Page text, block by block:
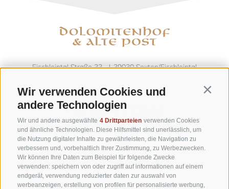
Wir verwenden Cookies und
andere Technologien
Wir und andere ausgewählte 4 Drittparteien verwenden Cookies
und ähnliche Technologien. Diese Hilfsmittel sind unerlässlich, um
die Nutzung digitaler Inhalte zu gewährleisten, die Navigation zu
verbessern und, vorbehaltlich Ihrer Zustimmung, zu Werbezwecken.
Wir können Ihre Daten zum Beispiel für folgende Zwecke
verwenden: speichern von oder zugriff auf informationen auf einem
endgerät, verwendung reduzierter daten zur auswahl von
werbeanzeigen, erstellung von profilen für personalisierte werbung,
Fischleintal Straße 33, I-39030Sexten/Fischleintal
+39 0474 713000
info@dolomitenhof.com